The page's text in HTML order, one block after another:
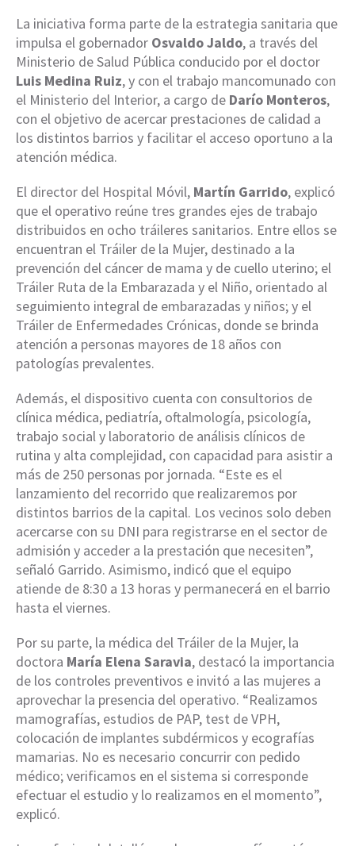
La iniciativa forma parte de la estrategia sanitaria que
impulsa el gobernador Osvaldo Jaldo, a través del
Ministerio de Salud Pública conducido por el doctor
Luis Medina Ruiz, y con el trabajo mancomunado con
el Ministerio del Interior, a cargo de Darío Monteros,
con el objetivo de acercar prestaciones de calidad a
los distintos barrios y facilitar el acceso oportuno a la
atención médica.
El director del Hospital Móvil, Martín Garrido, explicó
que el operativo reúne tres grandes ejes de trabajo
distribuidos en ocho tráileres sanitarios. Entre ellos se
encuentran el Tráiler de la Mujer, destinado a la
prevención del cáncer de mama y de cuello uterino; el
Tráiler Ruta de la Embarazada y el Niño, orientado al
seguimiento integral de embarazadas y niños; y el
Tráiler de Enfermedades Crónicas, donde se brinda
atención a personas mayores de 18 años con
patologías prevalentes.
Además, el dispositivo cuenta con consultorios de
clínica médica, pediatría, oftalmología, psicología,
trabajo social y laboratorio de análisis clínicos de
rutina y alta complejidad, con capacidad para asistir a
más de 250 personas por jornada. “Este es el
lanzamiento del recorrido que realizaremos por
distintos barrios de la capital. Los vecinos solo deben
acercarse con su DNI para registrarse en el sector de
admisión y acceder a la prestación que necesiten”,
señaló Garrido. Asimismo, indicó que el equipo
atiende de 8:30 a 13 horas y permanecerá en el barrio
hasta el viernes.
Por su parte, la médica del Tráiler de la Mujer, la
doctora María Elena Saravia, destacó la importancia
de los controles preventivos e invitó a las mujeres a
aprovechar la presencia del operativo. “Realizamos
mamografías, estudios de PAP, test de VPH,
colocación de implantes subdérmicos y ecografías
mamarias. No es necesario concurrir con pedido
médico; verificamos en el sistema si corresponde
efectuar el estudio y lo realizamos en el momento”,
explicó.